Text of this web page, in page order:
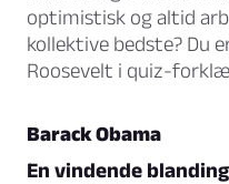
optimistisk og altid
kollektive bedste? Du
Roosevelt i quiz-
Barack Obama
En vindende